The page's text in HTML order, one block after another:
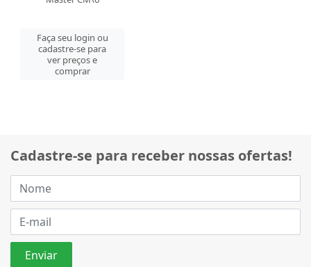
Faça seu login ou
cadastre-se para
ver preços e
comprar
Cadastre-se para receber nossas ofertas!